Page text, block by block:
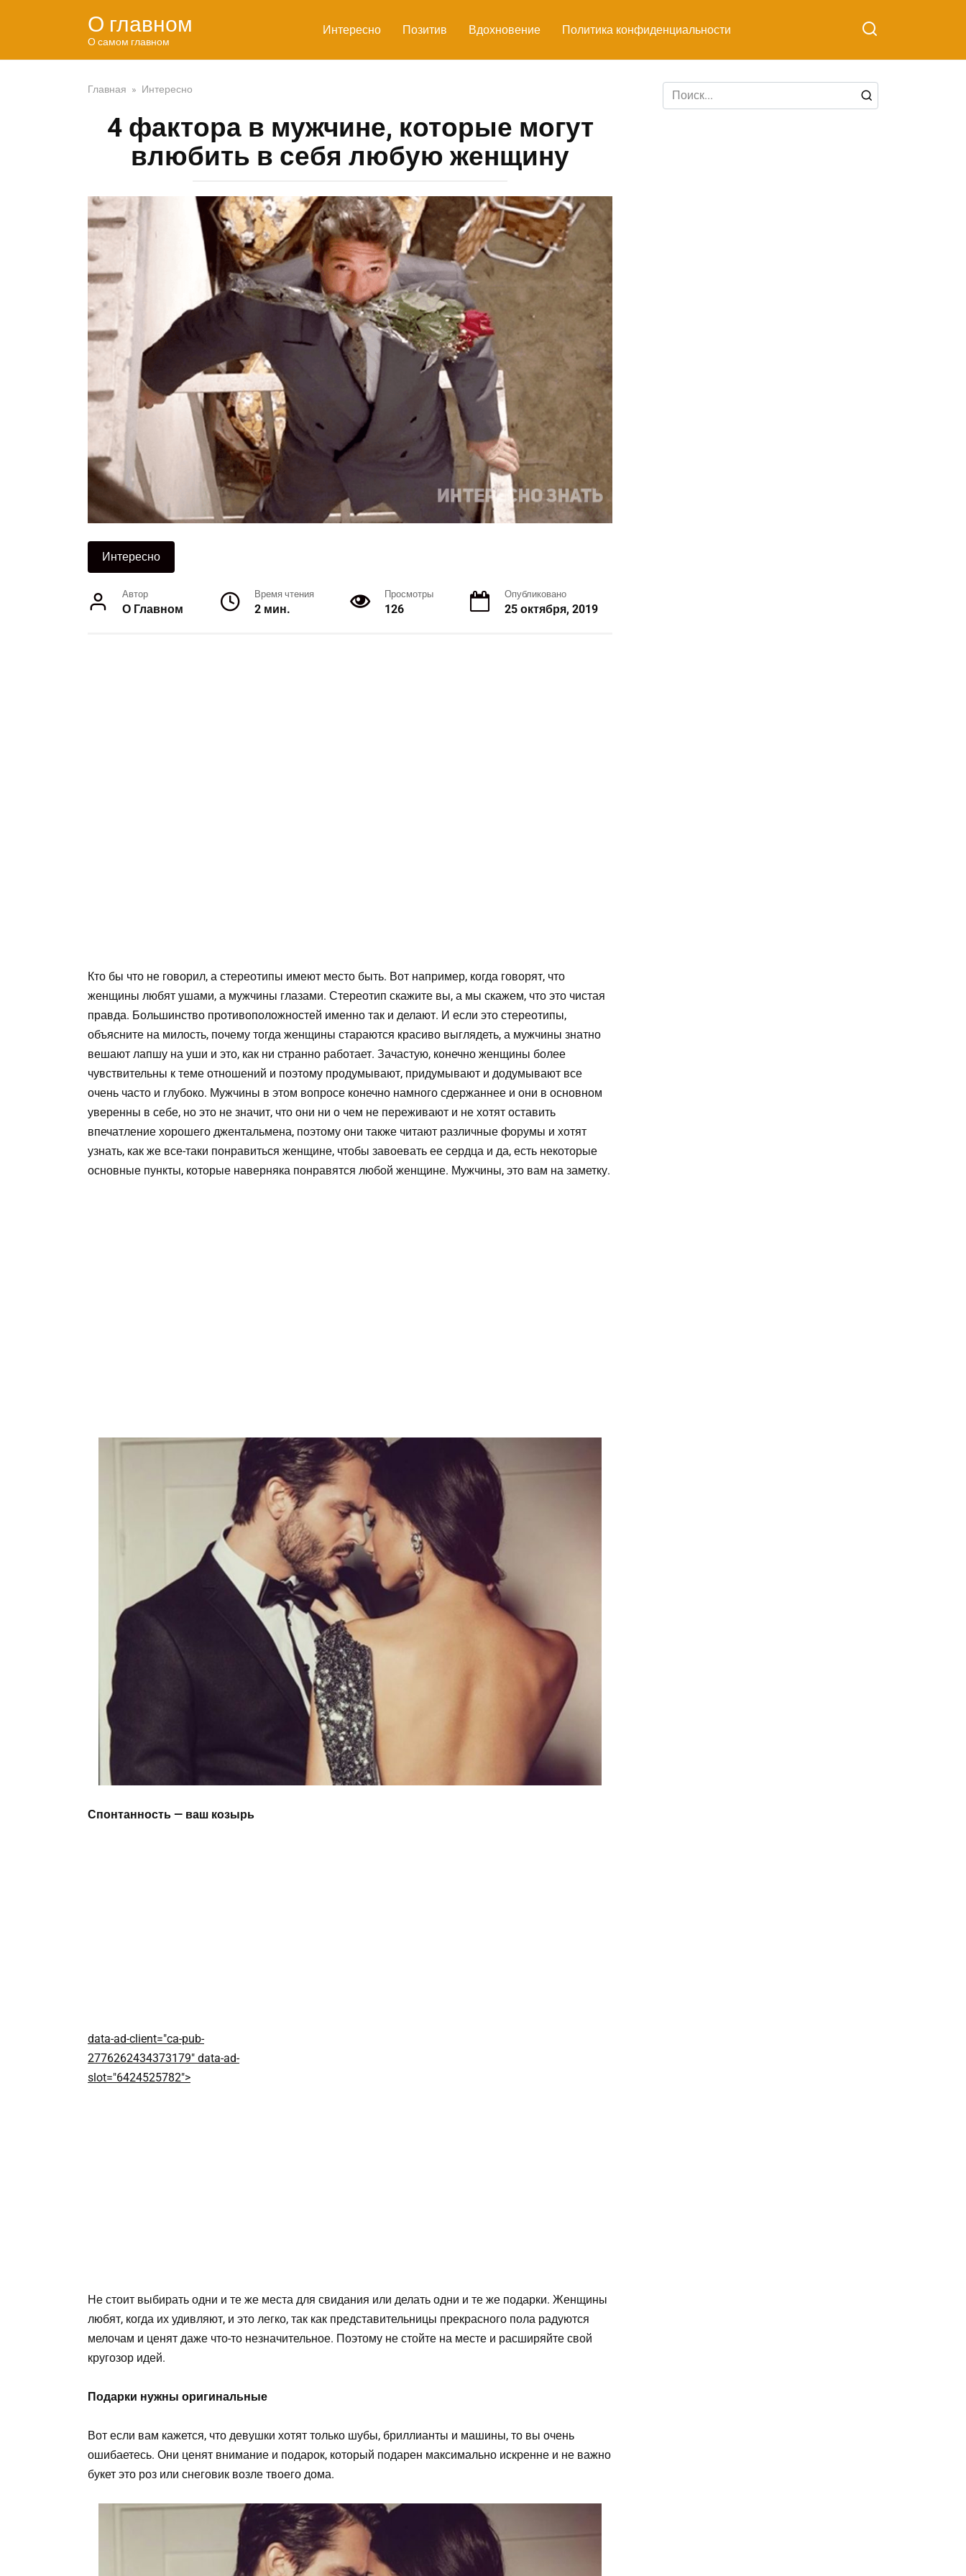
О главном
О самом главном
Интересно Позитив Вдохновение Политика конфиденциальности
Главная » Интересно
4 фактора в мужчине, которые могут
влюбить в себя любую женщину
Интересно
Автор
О Главном
Время чтения
2 мин.
Просмотры
126
Опубликовано
25 октября, 2019
Кто бы что не говорил, а стереотипы имеют место быть. Вот например, когда говорят, что
женщины любят ушами, а мужчины глазами. Стереотип скажите вы, а мы скажем, что это чистая
правда. Большинство противоположностей именно так и делают. И если это стереотипы,
объясните на милость, почему тогда женщины стараются красиво выглядеть, а мужчины знатно
вешают лапшу на уши и это, как ни странно работает. Зачастую, конечно женщины более
чувствительны к теме отношений и поэтому продумывают, придумывают и додумывают все
очень часто и глубоко. Мужчины в этом вопросе конечно намного сдержаннее и они в основном
уверенны в себе, но это не значит, что они ни о чем не переживают и не хотят оставить
впечатление хорошего джентальмена, поэтому они также читают различные форумы и хотят
узнать, как же все-таки понравиться женщине, чтобы завоевать ее сердца и да, есть некоторые
основные пункты, которые наверняка понравятся любой женщине. Мужчины, это вам на заметку.
Спонтанность — ваш козырь
data-ad-client="ca-pub-
2776262434373179" data-ad-
slot="6424525782">
Не стоит выбирать одни и те же места для свидания или делать одни и те же подарки. Женщины
любят, когда их удивляют, и это легко, так как представительницы прекрасного пола радуются
мелочам и ценят даже что-то незначительное. Поэтому не стойте на месте и расширяйте свой
кругозор идей.
Подарки нужны оригинальные
Вот если вам кажется, что девушки хотят только шубы, бриллианты и машины, то вы очень
ошибаетесь. Они ценят внимание и подарок, который подарен максимально искренне и не важно
букет это роз или снеговик возле твоего дома.
Search
for: